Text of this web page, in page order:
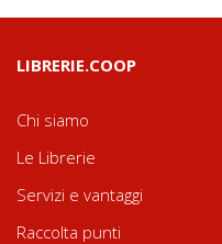
LIBRERIE.COOP
Chi siamo
Le Librerie
Servizi e vantaggi
Raccolta punti